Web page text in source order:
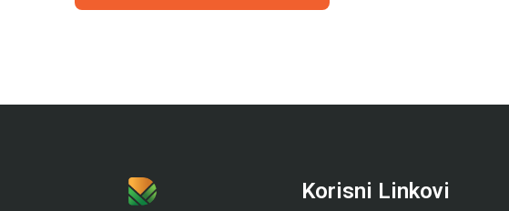
Korisni Linkovi